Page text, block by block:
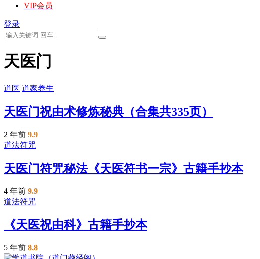
VIP会员
登录
天医门
道医 道家养生
天医门祝由术修炼秘典（合集共335页）
2 年前 9.9
道法符咒
天医门符咒秘法《天医符书一宗》古籍手抄本
4 年前 9.9
道法符咒
《天医祝由科》古籍手抄本
5 年前 8.8